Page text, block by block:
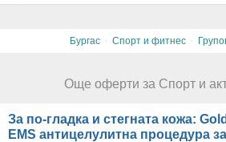
Бургас · Спорт и фитнес ·
Още оферти за Спорт и
За по-гладка и стегната кожа:
EMS антицелулитна процедура